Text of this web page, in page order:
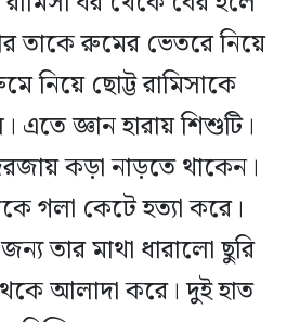
তাকে রুমের ভেতরে নিয়ে
নিয়ে ছোট্ট রামিসাকে
জ্ঞান হারায় শিশুটি।
কড়া নাড়তে থাকেন।
গলা কেটে হত্যা করে।
তার মাথা ধারালো ছুরি
আলাদা করে। দুই হাত